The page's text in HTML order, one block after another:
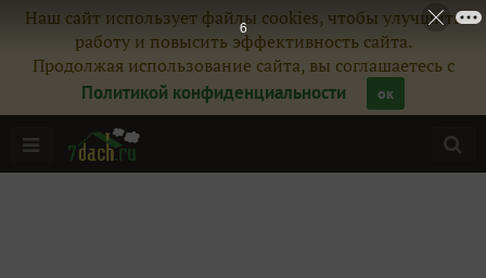
Наш сайт использует файлы cookies, чтобы улучшить
работу и повысить эффективность сайта.
Продолжая использование сайта, вы соглашаетесь с
Политикой конфиденциальности
ок
4